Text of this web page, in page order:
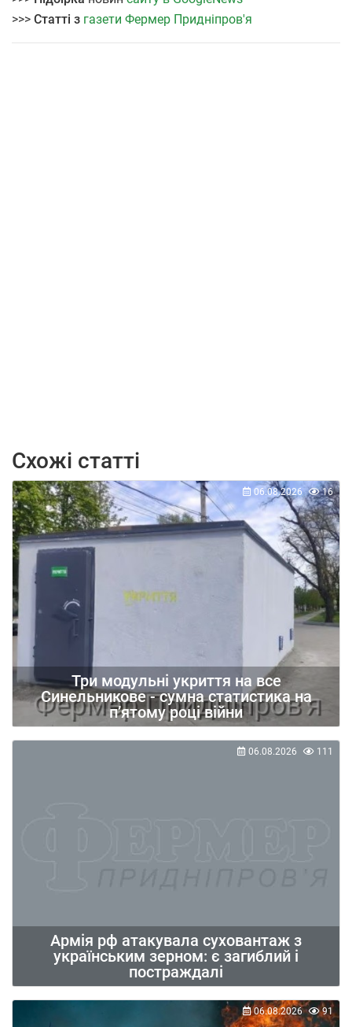
>>> Статті з газети Фермер Придніпров'я
Схожі статті
Три модульні укриття на все
Синельникове - сумна статистика на
п’ятому році війни
06.08.2026 16
Армія рф атакувала суховантаж з
українським зерном: є загиблий і
постраждалі
06.08.2026 111
06.08.2026 91